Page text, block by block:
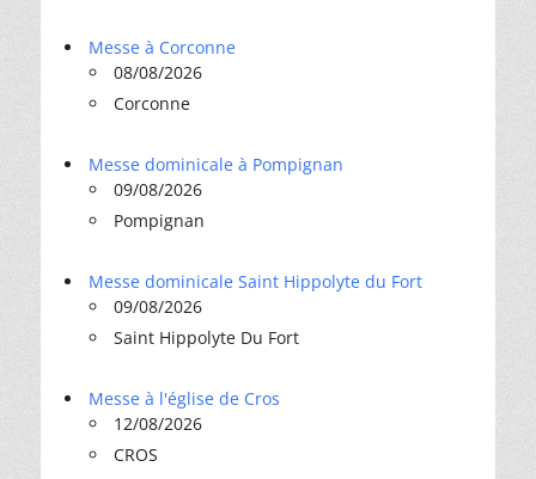
Messe à Corconne
08/08/2026
Corconne
Messe dominicale à Pompignan
09/08/2026
Pompignan
Messe dominicale Saint Hippolyte du Fort
09/08/2026
Saint Hippolyte Du Fort
Messe à l'église de Cros
12/08/2026
CROS